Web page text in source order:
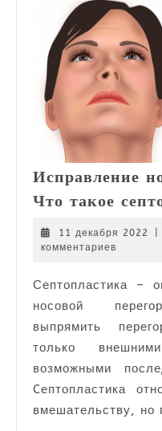
Исправление
Что такое
11 декабря 2022
комментариев
Септопластика –
носовой
выпрямить
только
возможными
Cептопластика
вмешательству, но